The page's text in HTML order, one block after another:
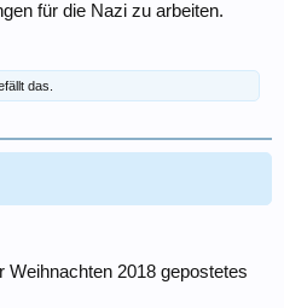
für die Nazi zu arbeiten.
das.
Weihnachten 2018 gepostetes